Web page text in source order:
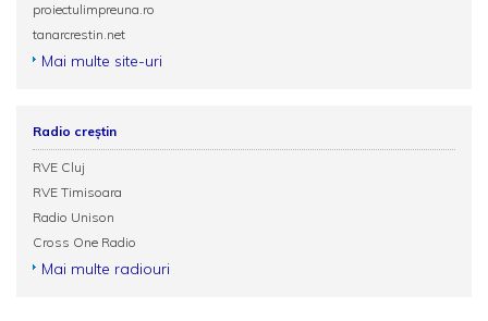
proiectulimpreuna.ro
tanarcrestin.net
Mai multe site-uri
Radio creștin
RVE Cluj
RVE Timisoara
Radio Unison
Cross One Radio
Mai multe radiouri